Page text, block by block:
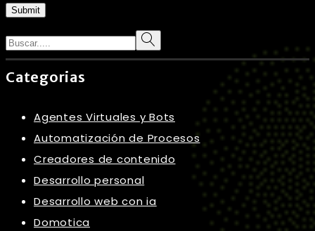
Submit
Search
Categorias
Agentes Virtuales y Bots
Automatización de Procesos
Creadores de contenido
Desarrollo personal
Desarrollo web con ia
Domotica